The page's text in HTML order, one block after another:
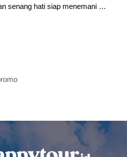
senang hati siap menemani …